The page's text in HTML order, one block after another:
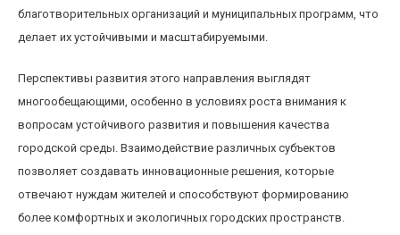
благотворительных организаций и муниципальных программ, что
делает их устойчивыми и масштабируемыми.
Перспективы развития этого направления выглядят
многообещающими, особенно в условиях роста внимания к
вопросам устойчивого развития и повышения качества
городской среды. Взаимодействие различных субъектов
позволяет создавать инновационные решения, которые
отвечают нуждам жителей и способствуют формированию
более комфортных и экологичных городских пространств.